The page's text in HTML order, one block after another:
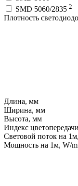
SMD 5060/2835 2
Плотность
Длина, мм
Ширина, мм
Высота, мм
Индекс
Световой поток на
Мощность на 1м, W/m